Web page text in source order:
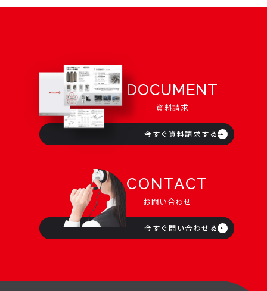
DOCUMENT
資料請求
今すぐ資料請求する
CONTACT
お問い合わせ
今すぐ問い合わせる